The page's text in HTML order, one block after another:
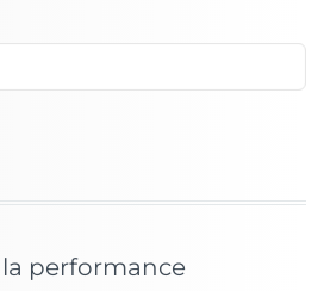
la performance